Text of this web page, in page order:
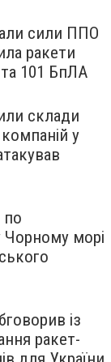
сили ППО
ракети
101 БпЛА
склади
у
по
Чорному морі
із
ракет-